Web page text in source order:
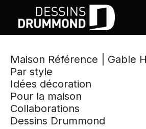
Maison Référence | Gable
Par style
Idées décoration
Pour la maison
Collaborations
Dessins Drummond